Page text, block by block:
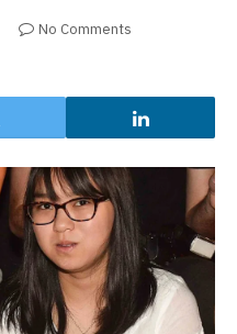
No Comments